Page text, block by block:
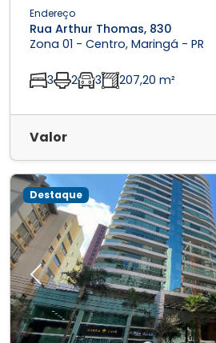
Endereço
Rua Arthur Thomas, 830
Zona 01 - Centro, Maringá - PR
3 2 3 207,20 m²
Valor
Previous
Destaque